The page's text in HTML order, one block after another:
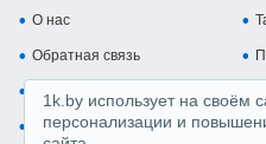
1k.by использует на своём
персонализации и
О нас
Обратная связь
Карта сайта